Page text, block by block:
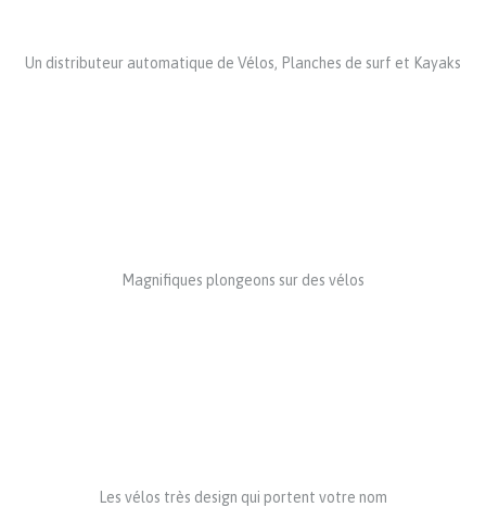
Un distributeur automatique de Vélos, Planches de surf et Kayaks
Magnifiques plongeons sur des vélos
Les vélos très design qui portent votre nom